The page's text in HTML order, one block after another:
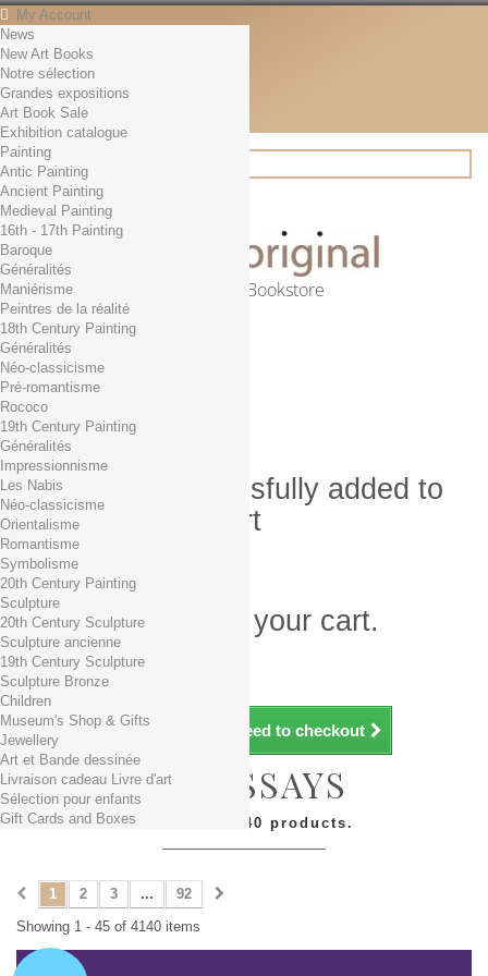
My Account
Contact
English
English
Français
News
Search
Online Art Bookstore
Cart (empty)
No products
Free shipping!
0,00 € Total
Check out
Product successfully added to
your shopping cart
Quantity
Total
There is 1 item in your cart.
Total products (tax incl.)
Total shipping TTC
Total (tax incl.)
Continue shopping Proceed to checkout
News
New Art Books
Notre sélection
Grandes expositions
Art Book Sale
Exhibition catalogue
Painting
Antic Painting
Ancient Painting
Medieval Painting
16th - 17th Painting
Baroque
Généralités
Maniérisme
Peintres de la réalité
18th Century Painting
Généralités
Néo-classicisme
Pré-romantisme
Rococo
19th Century Painting
Généralités
Impressionnisme
Les Nabis
Néo-classicisme
Orientalisme
Romantisme
Symbolisme
20th Century Painting
Sculpture
20th Century Sculpture
Sculpture ancienne
19th Century Sculpture
Sculpture Bronze
Children
Museum's Shop & Gifts
Jewellery
Art et Bande dessinée
Livraison cadeau Livre d'art
Sélection pour enfants
Gift Cards and Boxes
ART ESSAYS
There are 4140 products.
1 2 3 ...
92
Showing 1 - 45 of 4140 items